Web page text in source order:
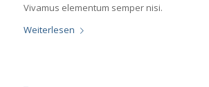
Vivamus elementum semper nisi.
Weiterlesen